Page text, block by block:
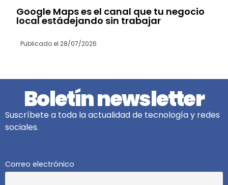
Google Maps es el canal que tu negocio
local estádejando sin trabajar
Publicado el 28/07/2026
Boletín newsletter
Suscríbete a toda la actualidad de tecnología y redes
sociales.
Correo electrónico